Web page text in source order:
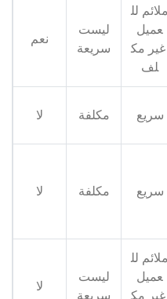
ملائم لل
عميل
غير مك
لف
ليست
سريعة
نعم
سريع مكلفة لا
سريع مكلفة لا
ملائم لل
عميل
غير مك
ليست
سريعة
لا